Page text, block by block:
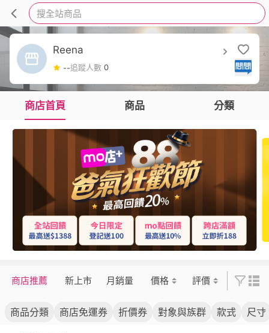
搜全站商品
Reena
--追蹤人數 0
商店首頁 商品 分類
商店推薦 新上市 月銷量 價格 評價
商品分類 商店免運券 折價券 對象與族群 款式 尺寸